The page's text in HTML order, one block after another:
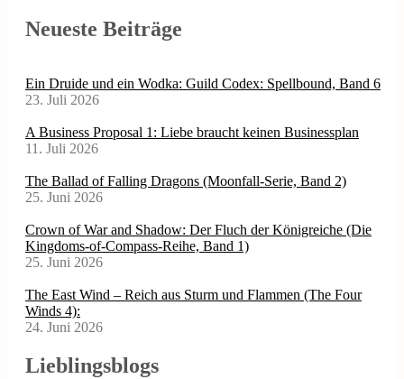
Neueste Beiträge
Ein Druide und ein Wodka: Guild Codex: Spellbound, Band 6
23. Juli 2026
A Business Proposal 1: Liebe braucht keinen Businessplan
11. Juli 2026
The Ballad of Falling Dragons (Moonfall-Serie, Band 2)
25. Juni 2026
Crown of War and Shadow: Der Fluch der Königreiche (Die
Kingdoms-of-Compass-Reihe, Band 1)
25. Juni 2026
The East Wind – Reich aus Sturm und Flammen (The Four
Winds 4):
24. Juni 2026
Lieblingsblogs